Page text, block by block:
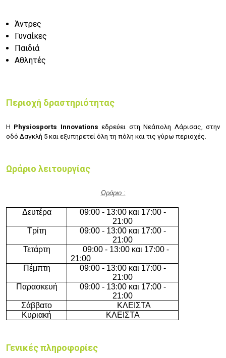
Άντρες
Γυναίκες
Παιδιά
Αθλητές
Περιοχή δραστηριότητας
Η Physiosports Innovations εδρεύει στη Νεάπολη Λάρισας, στην
οδό Δαγκλή 5 και εξυπηρετεί όλη τη πόλη και τις γύρω περιοχές.
Ωράριο λειτουργίας
Ωράριο :
Δευτέρα
09:00 - 13:00 και 17:00 -
21:00
Τρίτη
09:00 - 13:00 και 17:00 -
21:00
Τετάρτη
09:00 - 13:00 και 17:00 -
21:00
Πέμπτη
09:00 - 13:00 και 17:00 -
21:00
Παρασκευή
09:00 - 13:00 και 17:00 -
21:00
Σάββατο
ΚΛΕΙΣΤΑ
Κυριακή
ΚΛΕΙΣΤΑ
Γενικές πληροφορίες